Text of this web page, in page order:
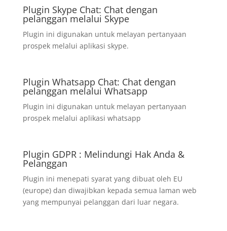
Plugin Skype Chat: Chat dengan
pelanggan melalui Skype
Plugin ini digunakan untuk melayan pertanyaan
prospek melalui aplikasi skype.
Plugin Whatsapp Chat: Chat dengan
pelanggan melalui Whatsapp
Plugin ini digunakan untuk melayan pertanyaan
prospek melalui aplikasi whatsapp
Plugin GDPR : Melindungi Hak Anda &
Pelanggan
Plugin ini menepati syarat yang dibuat oleh EU
(europe) dan diwajibkan kepada semua laman web
yang mempunyai pelanggan dari luar negara.